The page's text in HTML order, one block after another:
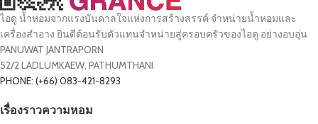
ไอดู น้ำหอมจากแรงบันดาลใจแห่งการสร้างสรรค์ จำหน่ายน้ำหอมและ
เครื่องสำอาง ยินดีต้อนรับตัวแทนจำหน่ายสู่ครอบครัวของไอดู อย่างอบอุ่น
PANUWAT JANTRAPORN
52/2 LADLUMKAEW, PATHUMTHANI
PHONE: (+66) 083-421-8293
เรื่องราวความหอม